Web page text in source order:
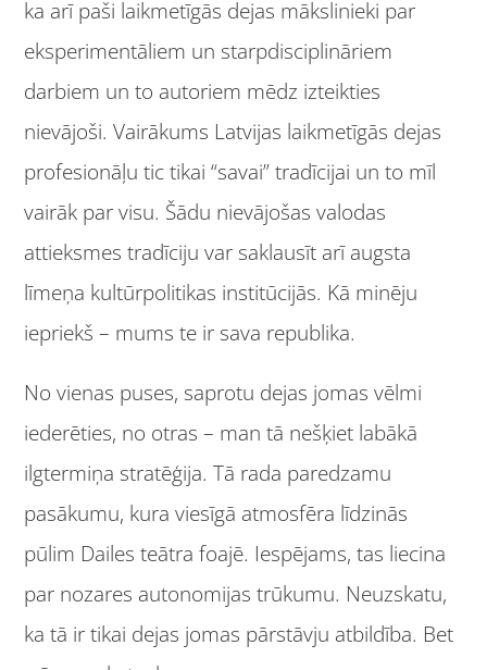
ka arī paši laikmetīgās dejas mākslinieki par
eksperimentāliem un starpdisciplināriem
darbiem un to autoriem mēdz izteikties
nievājoši. Vairākums Latvijas laikmetīgās dejas
profesionāļu tic tikai “savai” tradīcijai un to mīl
vairāk par visu. Šādu nievājošas valodas
attieksmes tradīciju var saklausīt arī augsta
līmeņa kultūrpolitikas institūcijās. Kā minēju
iepriekš – mums te ir sava republika.
No vienas puses, saprotu dejas jomas vēlmi
iederēties, no otras – man tā nešķiet labākā
ilgtermiņa stratēģija. Tā rada paredzamu
pasākumu, kura viesīgā atmosfēra līdzinās
pūlim Dailes teātra foajē. Iespējams, tas liecina
par nozares autonomijas trūkumu. Neuzskatu,
ka tā ir tikai dejas jomas pārstāvju atbildība. Bet